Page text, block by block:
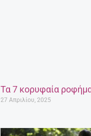
Τα 7 κορυφαία
27 Απριλίου, 2025